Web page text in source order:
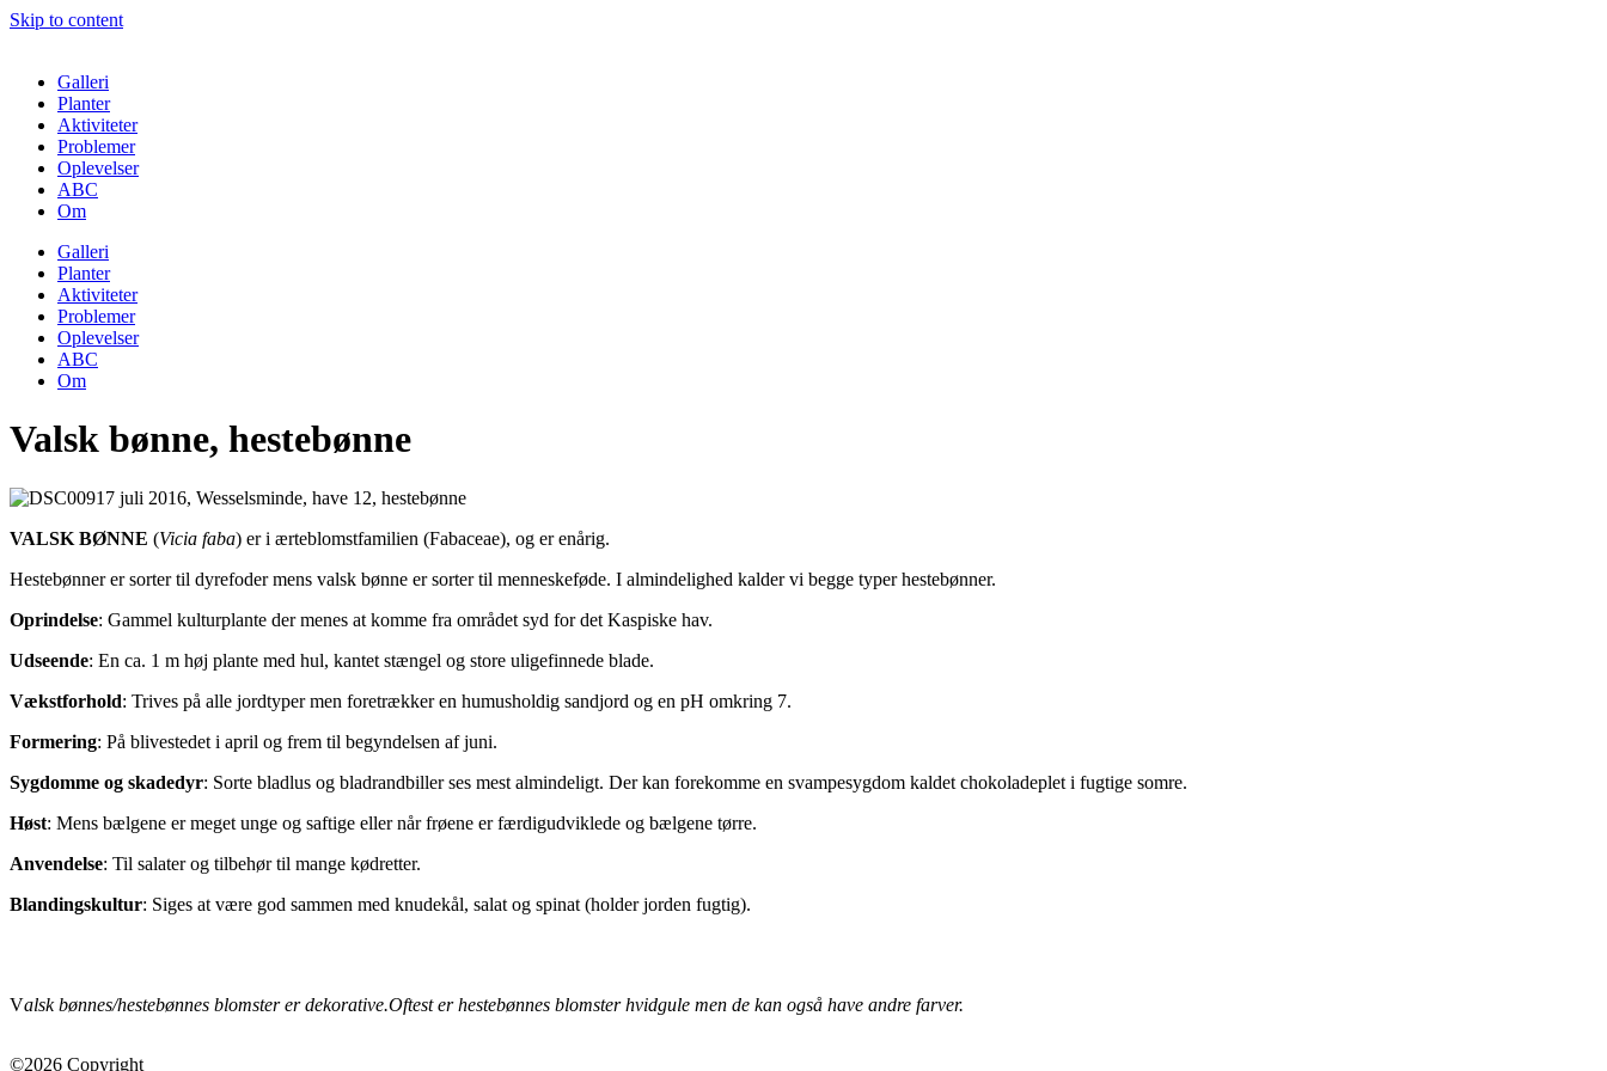
Skip to content
Galleri
Planter
Aktiviteter
Problemer
Oplevelser
ABC
Om
Galleri
Planter
Aktiviteter
Problemer
Oplevelser
ABC
Om
Valsk bønne, hestebønne
VALSK BØNNE (Vicia faba) er i ærteblomstfamilien (Fabaceae), og er enårig.
Hestebønner er sorter til dyrefoder mens valsk bønne er sorter til menneskeføde. I almindelighed kalder vi begge typer hestebønner.
Oprindelse: Gammel kulturplante der menes at komme fra området syd for det Kaspiske hav.
Udseende: En ca. 1 m høj plante med hul, kantet stængel og store uligefinnede blade.
Vækstforhold: Trives på alle jordtyper men foretrækker en humusholdig sandjord og en pH omkring 7.
Formering: På blivestedet i april og frem til begyndelsen af juni.
Sygdomme og skadedyr: Sorte bladlus og bladrandbiller ses mest almindeligt. Der kan forekomme en svampesygdom kaldet chokoladeplet i fugtige somre.
Høst: Mens bælgene er meget unge og saftige eller når frøene er færdigudviklede og bælgene tørre.
Anvendelse: Til salater og tilbehør til mange kødretter.
Blandingskultur: Siges at være god sammen med knudekål, salat og spinat (holder jorden fugtig).
Valsk bønnes/hestebønnes blomster er dekorative.Oftest er hestebønnes blomster hvidgule men de kan også have andre farver.
©2026 Copyright